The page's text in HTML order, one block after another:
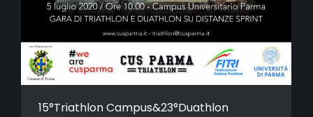
15°Triathlon Campus&23°Duathlon